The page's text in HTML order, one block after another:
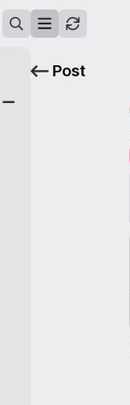
Post